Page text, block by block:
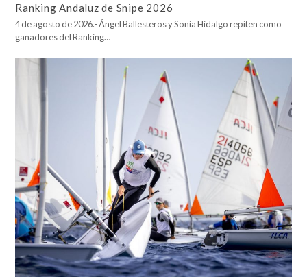
Ranking Andaluz de Snipe 2026
4 de agosto de 2026.- Ángel Ballesteros y Sonia Hidalgo repiten como
ganadores del Ranking…